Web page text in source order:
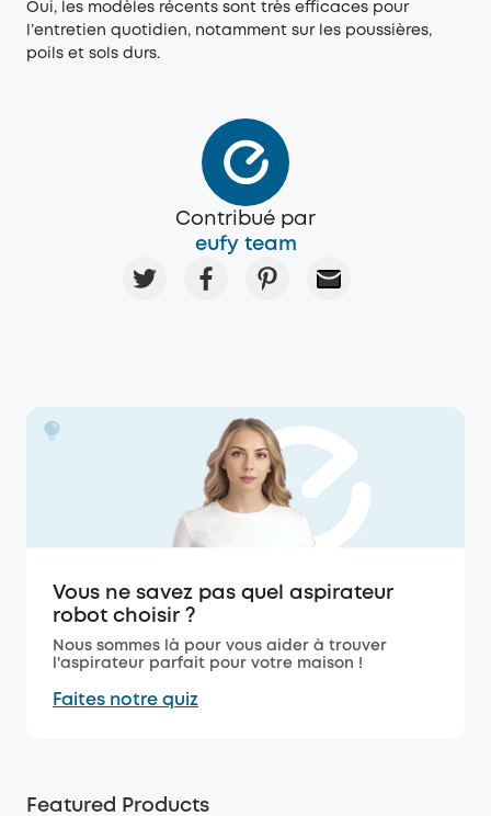
Oui, les modèles récents sont très efficaces pour
l’entretien quotidien, notamment sur les poussières,
poils et sols durs.
Contribué par
eufy team
Vous ne savez pas quel aspirateur
robot choisir ?
Nous sommes là pour vous aider à trouver
l'aspirateur parfait pour votre maison !
Faites notre quiz
Featured Products